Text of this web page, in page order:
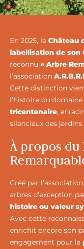
En 2025, le Château
labellisation de son
reconnu « Arbre
l’association
Cette distinction
l’histoire du
tricentenaire,
silencieux des
À propos
Créé par l’association
arbres d’exception
histoire ou valeur
Avec cette
enrichit encore son
engagement pour la